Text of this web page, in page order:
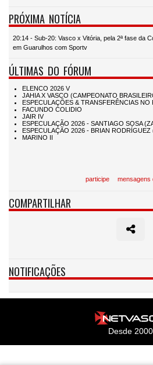
PRÓXIMA NOTÍCIA
20:14 - Sub-20: Vasco x Vitória, pela 2ª fase da
em Guarulhos com Sportv
ÚLTIMAS DO FÓRUM
participe mensagens
COMPARTILHAR
NOTIFICAÇÕES
Desde 2000